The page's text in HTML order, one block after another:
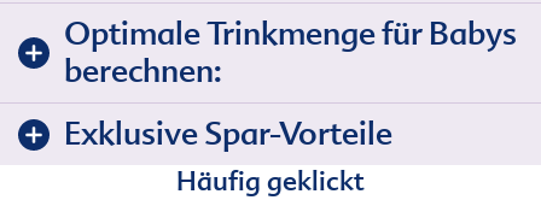
Optimale Trinkmenge für Babys
berechnen:
Exklusive Spar-Vorteile
Häufig geklickt